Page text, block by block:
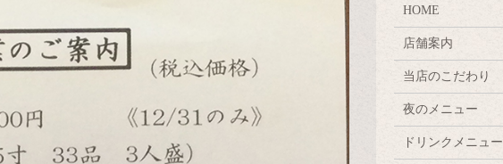
HOME
店舗案内
当店のこだわり
夜のメニュー
ドリンクメニュー